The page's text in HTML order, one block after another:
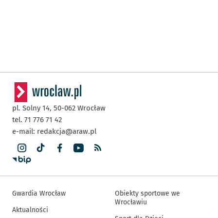
pl. Solny 14, 50-062 Wrocław
tel. 71 776 71 42
e-mail: redakcja@araw.pl
Gwardia Wrocław
Aktualności
Obiekty sportowe we
Wrocławiu